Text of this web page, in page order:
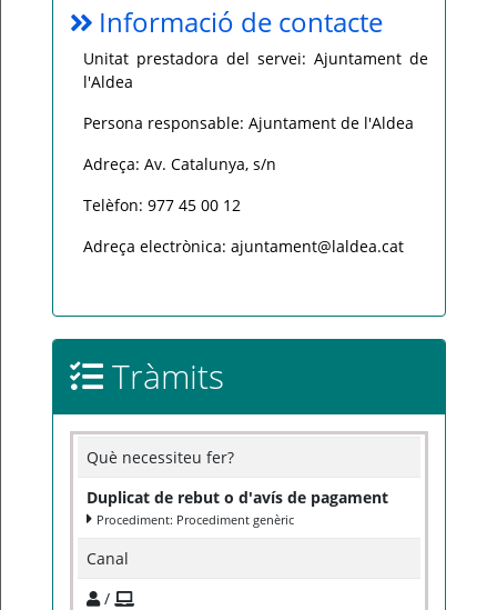
Informació de contacte
Unitat prestadora del servei: Ajuntament de
l'Aldea
Persona responsable: Ajuntament de l'Aldea
Adreça: Av. Catalunya, s/n
Telèfon: 977 45 00 12
Adreça electrònica: ajuntament@laldea.cat
Tràmits
Què necessiteu fer?
Duplicat de rebut o d'avís de pagament
Procediment: Procediment genèric
Canal
/